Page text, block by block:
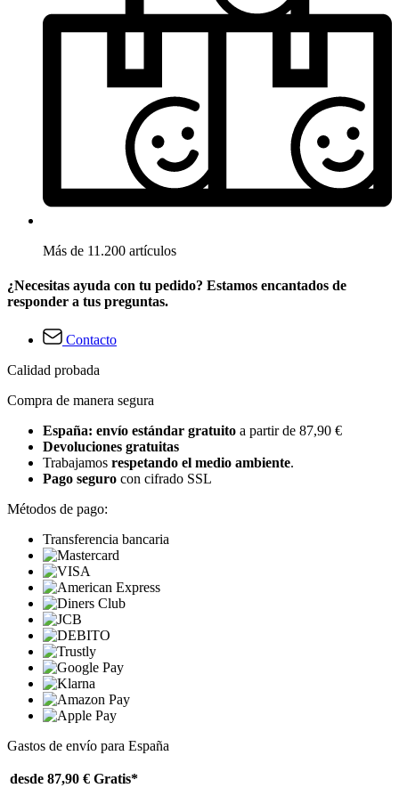
Más de 11.200 artículos
¿Necesitas ayuda con tu pedido? Estamos encantados de
responder a tus preguntas.
Contacto
Calidad probada
Compra de manera segura
España: envío estándar gratuito a partir de 87,90 €
Devoluciones gratuitas
Trabajamos respetando el medio ambiente.
Pago seguro con cifrado SSL
Métodos de pago:
Transferencia bancaria
Gastos de envío para España
desde 87,90 € Gratis*